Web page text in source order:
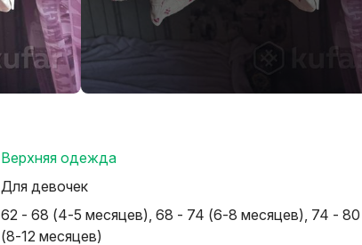
Верхняя одежда
Для девочек
62 - 68 (4-5 месяцев), 68 - 74 (6-8 месяцев), 74 - 80
(8-12 месяцев)